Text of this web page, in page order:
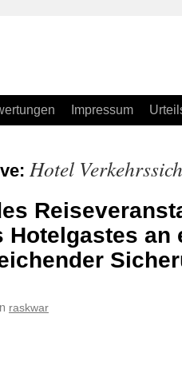
Impressum
Hotel
Hotelgastes an
raskwar